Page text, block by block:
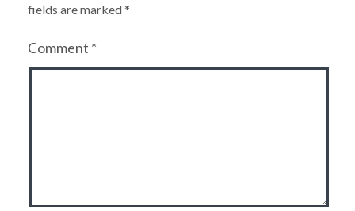
fields are marked*
Comment *